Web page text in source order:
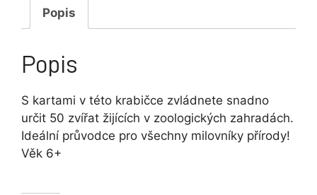
ZOO
množství
Popis
Popis
S kartami v této krabičce zvládnete snadno
určit 50 zvířat žijících v zoologických zahradách.
Ideální průvodce pro všechny milovníky přírody!
Věk 6+